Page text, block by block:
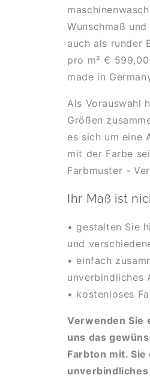
Wunschmaß
auch als runder
pro m² € 599,00
made in
Als Vorauswahl
Größen
es sich um eine
mit der Farbe
Farbmuster -
Ihr Maß ist
• gestalten Sie
und
• einfach
unverbindliches
• kostenloses
Verwenden Sie
uns das
Farbton mit.